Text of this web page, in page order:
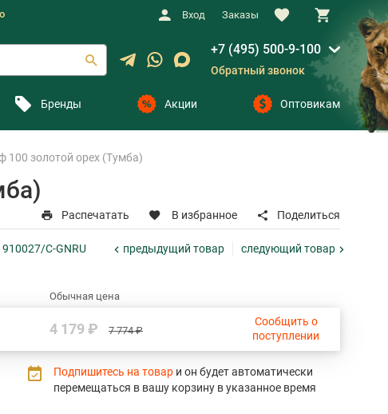
Вход Заказы
+7 (495) 500-9-100
Обратный звонок
Бренды Акции Оптовикам
100 золотой орех (Тумба)
Распечатать В избранное Поделиться
910027/C-GNRU предыдущий товар следующий товар
Обычная цена
4 179 ₽ 7 774 ₽
Сообщить о
поступлении
Подпишитесь на товар и он будет автоматически
перемещаться в вашу корзину в указанное время